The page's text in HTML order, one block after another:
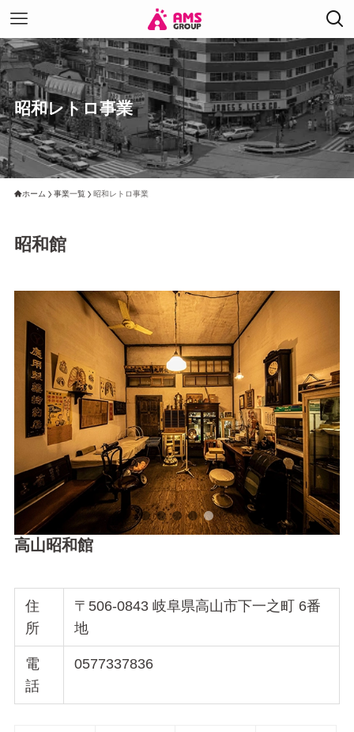
昭和レトロ事業
ホーム 事業一覧 昭和レトロ事業
昭和館
高山昭和館
住
所
〒506-0843 岐阜県高山市下一之町 6番
地
電
話
0577337836